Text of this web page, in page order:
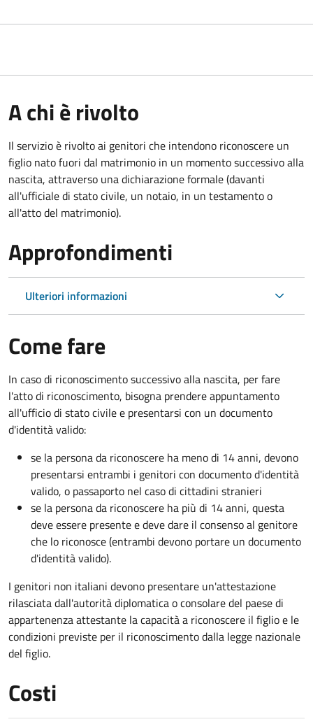
A chi è rivolto
Il servizio è rivolto ai genitori che intendono riconoscere un
figlio nato fuori dal matrimonio in un momento successivo alla
nascita, attraverso una dichiarazione formale (davanti
all'ufficiale di stato civile, un notaio, in un testamento o
all'atto del matrimonio).
Approfondimenti
Ulteriori informazioni
Come fare
In caso di riconoscimento successivo alla nascita, per fare
l'atto di riconoscimento, bisogna prendere appuntamento
all'ufficio di stato civile e presentarsi con un documento
d'identità valido:
se la persona da riconoscere ha meno di 14 anni, devono
presentarsi entrambi i genitori con documento d'identità
valido, o passaporto nel caso di cittadini stranieri
se la persona da riconoscere ha più di 14 anni, questa
deve essere presente e deve dare il consenso al genitore
che lo riconosce (entrambi devono portare un documento
d'identità valido).
I genitori non italiani devono presentare un'attestazione
rilasciata dall'autorità diplomatica o consolare del paese di
appartenenza attestante la capacità a riconoscere il figlio e le
condizioni previste per il riconoscimento dalla legge nazionale
del figlio.
Costi